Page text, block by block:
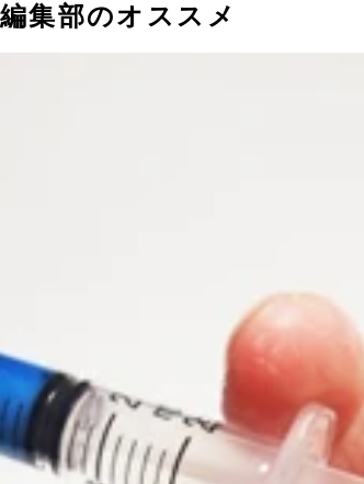
ピング問題。開催国としては薬物まみれ
編集部のオススメ